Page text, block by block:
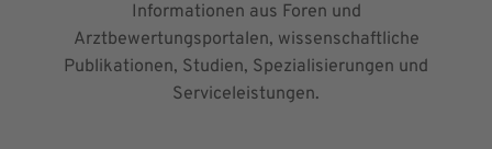
Informationen aus Foren und
Arztbewertungsportalen, wissenschaftliche
Publikationen, Studien, Spezialisierungen und
Serviceleistungen.